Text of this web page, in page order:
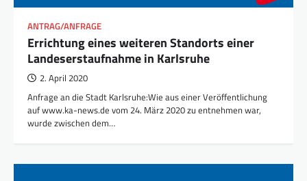
ANTRAG/ANFRAGE
Errichtung eines weiteren Standorts einer
Landeserstaufnahme in Karlsruhe
2. April 2020
Anfrage an die Stadt Karlsruhe:Wie aus einer Veröffentlichung
auf www.ka-news.de vom 24. März 2020 zu entnehmen war,
wurde zwischen dem…